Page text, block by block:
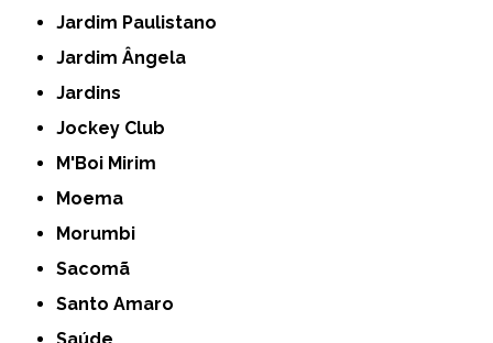
Jardim Paulistano
Jardim Ângela
Jardins
Jockey Club
M'Boi Mirim
Moema
Morumbi
Sacomã
Santo Amaro